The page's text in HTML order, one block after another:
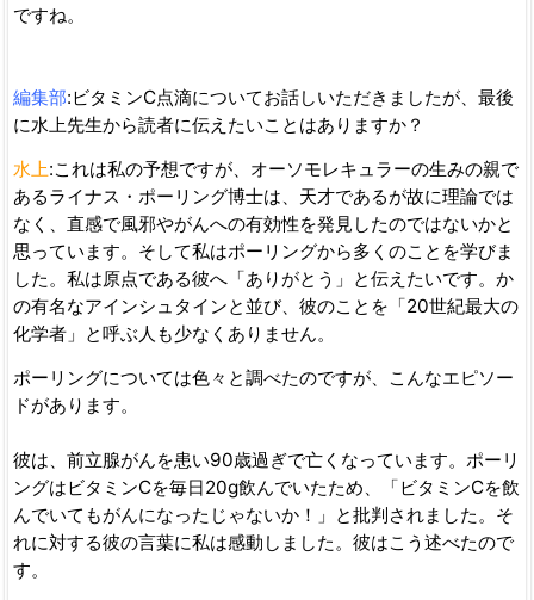
ですね。
編集部:ビタミンC点滴についてお話しいただきましたが、最後
に水上先生から読者に伝えたいことはありますか？
水上:これは私の予想ですが、オーソモレキュラーの生みの親で
あるライナス・ポーリング博士は、天才であるが故に理論では
なく、直感で風邪やがんへの有効性を発見したのではないかと
思っています。そして私はポーリングから多くのことを学びま
した。私は原点である彼へ「ありがとう」と伝えたいです。か
の有名なアインシュタインと並び、彼のことを「20世紀最大の
化学者」と呼ぶ人も少なくありません。
ポーリングについては色々と調べたのですが、こんなエピソー
ドがあります。
彼は、前立腺がんを患い90歳過ぎで亡くなっています。ポーリ
ングはビタミンCを毎日20g飲んでいたため、「ビタミンCを飲
んでいてもがんになったじゃないか！」と批判されました。そ
れに対する彼の言葉に私は感動しました。彼はこう述べたので
す。